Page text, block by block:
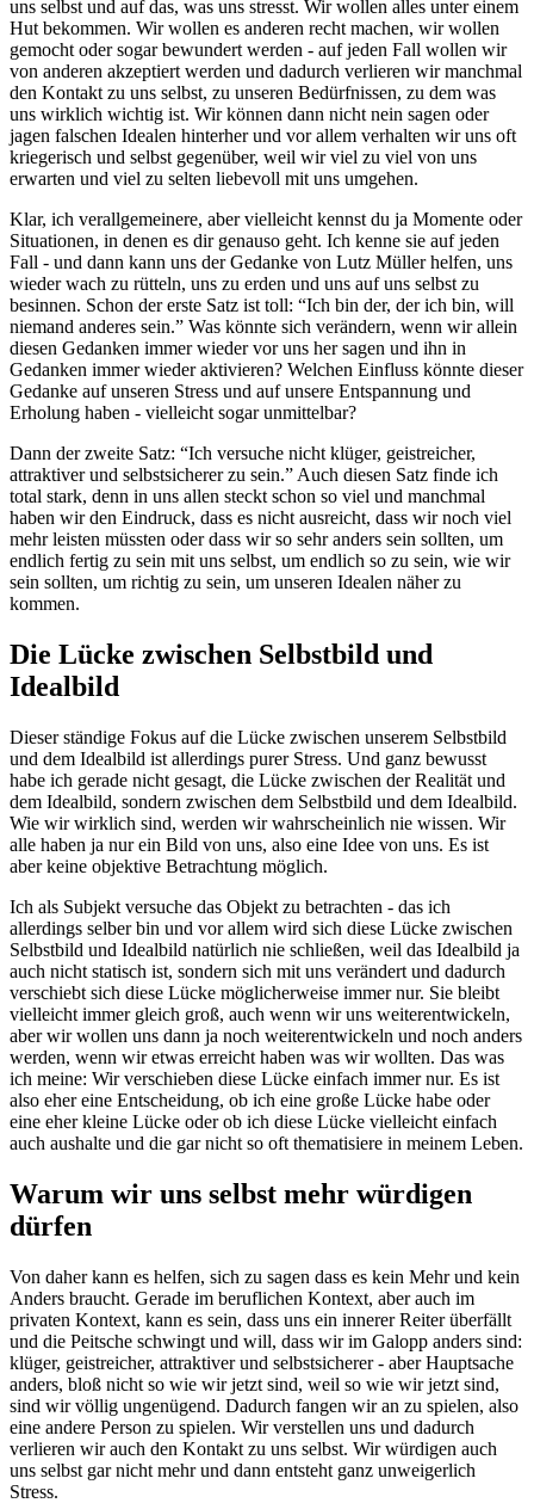
uns selbst und auf das, was uns stresst. Wir wollen alles unter einem
Hut bekommen. Wir wollen es anderen recht machen, wir wollen
gemocht oder sogar bewundert werden - auf jeden Fall wollen wir
von anderen akzeptiert werden und dadurch verlieren wir manchmal
den Kontakt zu uns selbst, zu unseren Bedürfnissen, zu dem was
uns wirklich wichtig ist. Wir können dann nicht nein sagen oder
jagen falschen Idealen hinterher und vor allem verhalten wir uns oft
kriegerisch und selbst gegenüber, weil wir viel zu viel von uns
erwarten und viel zu selten liebevoll mit uns umgehen.
Klar, ich verallgemeinere, aber vielleicht kennst du ja Momente oder
Situationen, in denen es dir genauso geht. Ich kenne sie auf jeden
Fall - und dann kann uns der Gedanke von Lutz Müller helfen, uns
wieder wach zu rütteln, uns zu erden und uns auf uns selbst zu
besinnen. Schon der erste Satz ist toll: “Ich bin der, der ich bin, will
niemand anderes sein.” Was könnte sich verändern, wenn wir allein
diesen Gedanken immer wieder vor uns her sagen und ihn in
Gedanken immer wieder aktivieren? Welchen Einfluss könnte dieser
Gedanke auf unseren Stress und auf unsere Entspannung und
Erholung haben - vielleicht sogar unmittelbar?
Dann der zweite Satz: “Ich versuche nicht klüger, geistreicher,
attraktiver und selbstsicherer zu sein.” Auch diesen Satz finde ich
total stark, denn in uns allen steckt schon so viel und manchmal
haben wir den Eindruck, dass es nicht ausreicht, dass wir noch viel
mehr leisten müssten oder dass wir so sehr anders sein sollten, um
endlich fertig zu sein mit uns selbst, um endlich so zu sein, wie wir
sein sollten, um richtig zu sein, um unseren Idealen näher zu
kommen.
Die Lücke zwischen Selbstbild und
Idealbild
Dieser ständige Fokus auf die Lücke zwischen unserem Selbstbild
und dem Idealbild ist allerdings purer Stress. Und ganz bewusst
habe ich gerade nicht gesagt, die Lücke zwischen der Realität und
dem Idealbild, sondern zwischen dem Selbstbild und dem Idealbild.
Wie wir wirklich sind, werden wir wahrscheinlich nie wissen. Wir
alle haben ja nur ein Bild von uns, also eine Idee von uns. Es ist
aber keine objektive Betrachtung möglich.
Ich als Subjekt versuche das Objekt zu betrachten - das ich
allerdings selber bin und vor allem wird sich diese Lücke zwischen
Selbstbild und Idealbild natürlich nie schließen, weil das Idealbild ja
auch nicht statisch ist, sondern sich mit uns verändert und dadurch
verschiebt sich diese Lücke möglicherweise immer nur. Sie bleibt
vielleicht immer gleich groß, auch wenn wir uns weiterentwickeln,
aber wir wollen uns dann ja noch weiterentwickeln und noch anders
werden, wenn wir etwas erreicht haben was wir wollten. Das was
ich meine: Wir verschieben diese Lücke einfach immer nur. Es ist
also eher eine Entscheidung, ob ich eine große Lücke habe oder
eine eher kleine Lücke oder ob ich diese Lücke vielleicht einfach
auch aushalte und die gar nicht so oft thematisiere in meinem Leben.
Warum wir uns selbst mehr würdigen
dürfen
Von daher kann es helfen, sich zu sagen dass es kein Mehr und kein
Anders braucht. Gerade im beruflichen Kontext, aber auch im
privaten Kontext, kann es sein, dass uns ein innerer Reiter überfällt
und die Peitsche schwingt und will, dass wir im Galopp anders sind:
klüger, geistreicher, attraktiver und selbstsicherer - aber Hauptsache
anders, bloß nicht so wie wir jetzt sind, weil so wie wir jetzt sind,
sind wir völlig ungenügend. Dadurch fangen wir an zu spielen, also
eine andere Person zu spielen. Wir verstellen uns und dadurch
verlieren wir auch den Kontakt zu uns selbst. Wir würdigen auch
uns selbst gar nicht mehr und dann entsteht ganz unweigerlich
Stress.